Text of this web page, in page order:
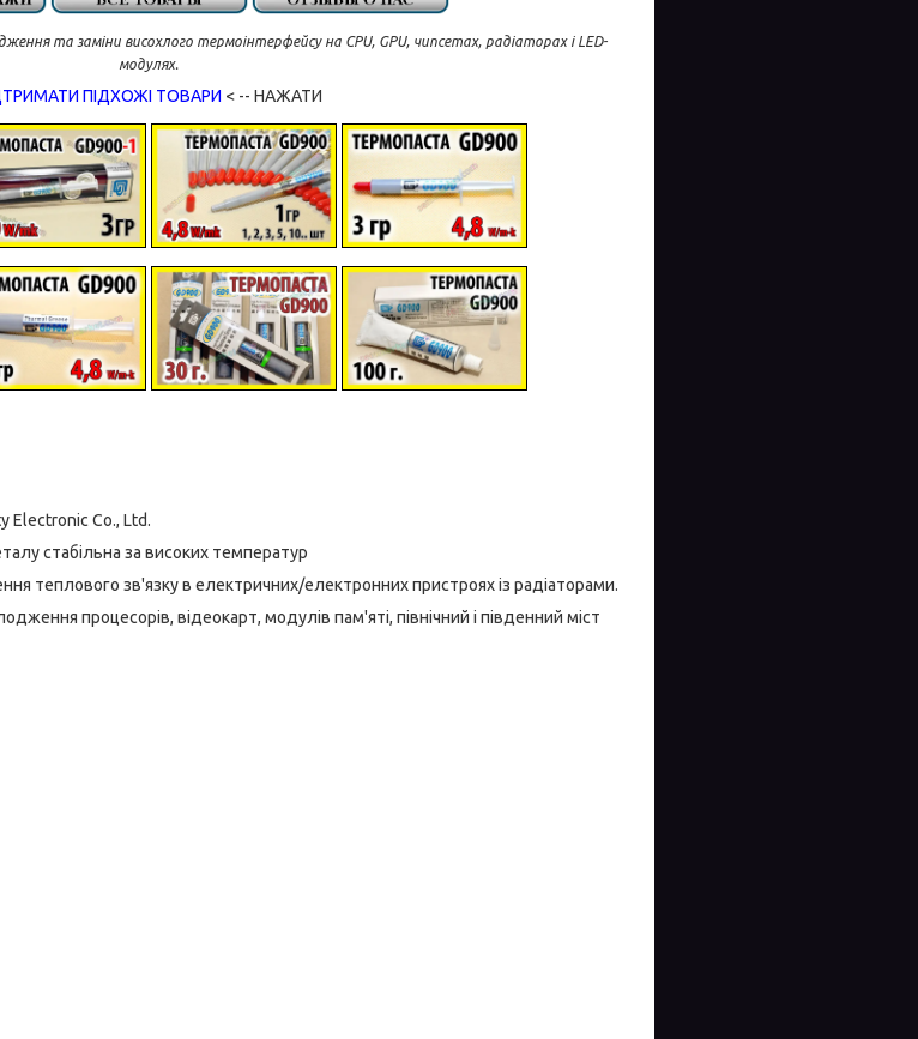
та заміни висохлого термоінтерфейсу на CPU, GPU, чипсетах, радіаторах і LED-
модулях.
ПІДХОЖІ ТОВАРИ < -- НАЖАТИ
Electronic Co., Ltd.
стабільна за високих температур
теплового зв'язку в електричних/електронних пристроях із радіаторами.
процесорів, відеокарт, модулів пам'яті, північний і південний міст